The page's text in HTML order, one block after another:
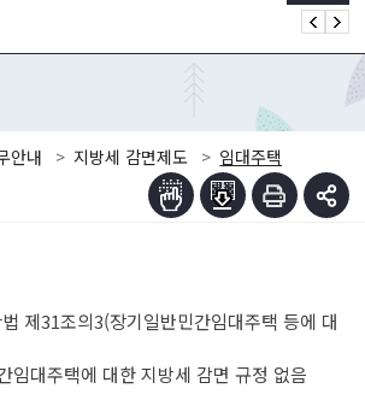
안내 지방세 감면제도 임대주택
제31조의3(장기일반민간임대주택 등에 대
임대주택에 대한 지방세 감면 규정 없음